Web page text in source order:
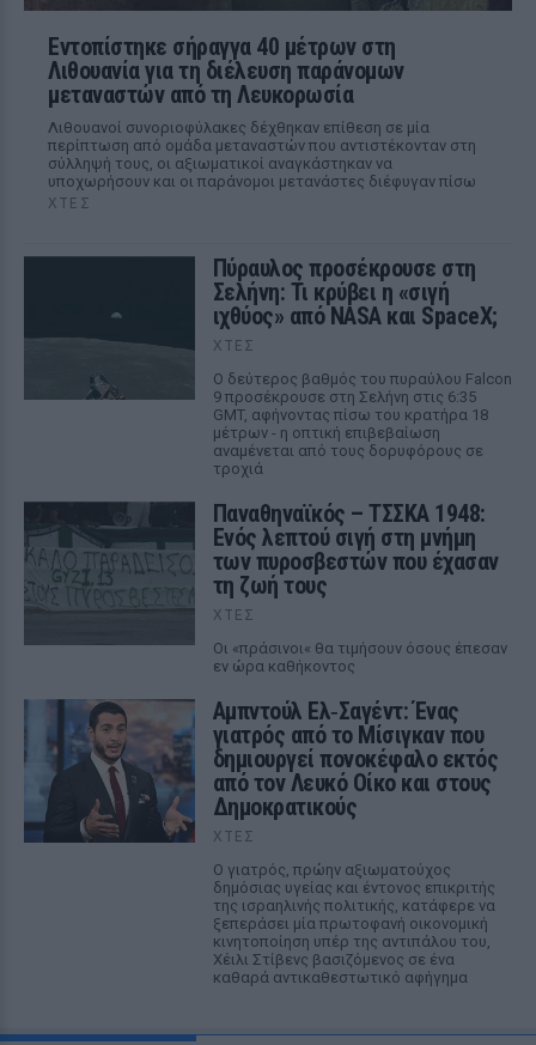
Εντοπίστηκε σήραγγα 40 μέτρων στη
Λιθουανία για τη διέλευση παράνομων
μεταναστών από τη Λευκορωσία
Λιθουανοί συνοριοφύλακες δέχθηκαν επίθεση σε μία
περίπτωση από ομάδα μεταναστών που αντιστέκονταν στη
σύλληψή τους, οι αξιωματικοί αναγκάστηκαν να
υποχωρήσουν και οι παράνομοι μετανάστες διέφυγαν πίσω
ΧΤΕΣ
Πύραυλος προσέκρουσε στη
Σελήνη: Τι κρύβει η «σιγή
ιχθύος» από NASA και SpaceX;
ΧΤΕΣ
Ο δεύτερος βαθμός του πυραύλου Falcon
9 προσέκρουσε στη Σελήνη στις 6:35
GMT, αφήνοντας πίσω του κρατήρα 18
μέτρων - η οπτική επιβεβαίωση
αναμένεται από τους δορυφόρους σε
τροχιά
Παναθηναϊκός – ΤΣΣΚΑ 1948:
Ενός λεπτού σιγή στη μνήμη
των πυροσβεστών που έχασαν
τη ζωή τους
ΧΤΕΣ
Οι «πράσινοι« θα τιμήσουν όσους έπεσαν
εν ώρα καθήκοντος
Αμπντούλ Ελ‑Σαγέντ: Ένας
γιατρός από το Μίσιγκαν που
δημιουργεί πονοκέφαλο εκτός
από τον Λευκό Οίκο και στους
Δημοκρατικούς
ΧΤΕΣ
Ο γιατρός, πρώην αξιωματούχος
δημόσιας υγείας και έντονος επικριτής
της ισραηλινής πολιτικής, κατάφερε να
ξεπεράσει μία πρωτοφανή οικονομική
κινητοποίηση υπέρ της αντιπάλου του,
Χέιλι Στίβενς βασιζόμενος σε ένα
καθαρά αντικαθεστωτικό αφήγημα